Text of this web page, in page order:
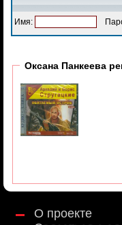
Имя:
Оксана Панкеева
О проекте